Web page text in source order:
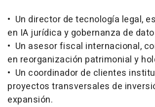
• Un director de tecnología legal,
en IA jurídica y gobernanza de
• Un asesor fiscal internacional,
en reorganización patrimonial y
• Un coordinador de clientes
proyectos transversales de
expansión.